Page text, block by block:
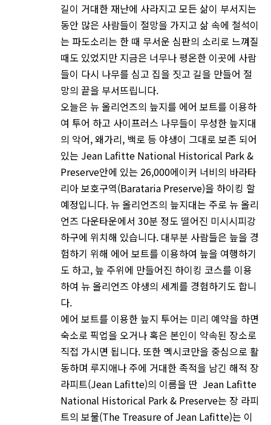
길이 거대한 재난에 사라지고 모든 삶이 부서지는
동안 많은 사람들이 절망을 가지고 삶 속에 철석이
는 파도소리는 한 때 무서운 심판의 소리로 느껴질
때도 있었지만 지금은 너무나 평온한 이곳에 사람
들이 다시 나무를 심고 집을 짓고 길을 만들어 절
망의 끝을 부서뜨립니다.
오늘은 뉴 올리언즈의 늪지를 에어 보트를 이용하
여 투어 하고 사이프러스 나무들이 무성한 늪지대
의 악어, 왜가리, 백로 등 야생이 그대로 보존 되어
있는 Jean Lafitte National Historical Park &
Preserve안에 있는 26,000에이커 너비의 바라타
리아 보호구역(Barataria Preserve)을 하이킹 할
예정입니다. 뉴 올리언즈의 늪지대는 주로 뉴 올리
언즈 다운타운에서 30분 정도 떨어진 미시시피강
하구에 위치해 있습니다. 대부분 사람들은 늪을 경
험하기 위해 에어 보트를 이용하여 늪을 여행하기
도 하고, 늪 주위에 만들어진 하이킹 코스를 이용
하여 뉴 올리언즈 야생의 세계를 경험하기도 합니
다.
에어 보트를 이용한 늪지 투어는 미리 예약을 하면
숙소로 픽업을 오거나 혹은 본인이 약속된 장소로
직접 가시면 됩니다. 또한 멕시코만을 중심으로 활
동하며 루지애나 주에 거대한 족적을 남긴 해적 장
라피트(Jean Lafitte)의 이름을 딴 Jean Lafitte
National Historical Park & Preserve는 장 라피
트의 보물(The Treasure of Jean Lafitte)는 이